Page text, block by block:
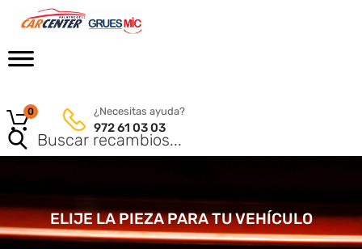
¿Necesitas ayuda?
972 61 03 03
0
ELIJE LA PIEZA PARA TU VEHÍCULO